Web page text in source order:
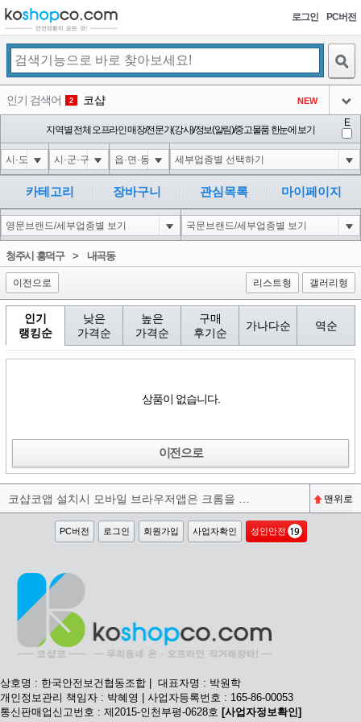
로그인 PC버전
인기 검색어 2 코샵 NEW
3 익스
아이콘
4 1-1; waitfor delay '0:0:15' --
아이콘
5 10"XOR(1*if(now()=sysdate(),sleep(15),0))XOR"Z
아이콘
1
6 1-1); waitfor delay '0:0:15' --
아이콘
1
1
지역별 전체 오프라인 매장/전문가(강사)/정보(알림)/중고물품 한눈에 보기
E
카테고리 장바구니 관심목록 마이페이지
청주시 흥덕구> 내곡동
이전으로 리스트형 갤러리형
인기
랭킹순
낮은
가격순
높은
가격순
구매
후기순
가나다순 역순
상품이 없습니다.
이전으로
맨위로
PC버전 로그인 회원가입 사업자확인 성인안전
상호명 : 한국안전보건협동조합 | 대표자명 : 박원학
개인정보관리 책임자 : 박혜영 | 사업자등록번호 : 165-86-00053
통신판매업신고번호 : 제2015-인천부평-0628호 [사업자정보확인]